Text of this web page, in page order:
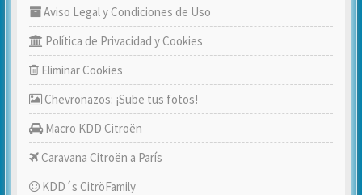
Aviso Legal y Condiciones de Uso
Política de Privacidad y Cookies
Eliminar Cookies
Chevronazos: ¡Sube tus fotos!
Macro KDD Citroën
Caravana Citroën a París
KDD´s CitröFamily